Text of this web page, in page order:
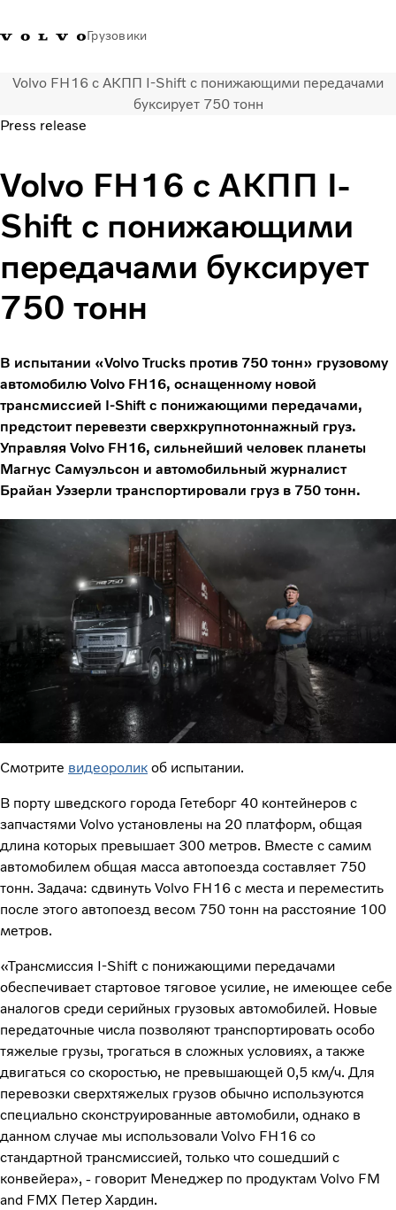
Грузовики
+77273560845Галлерея Volvo Trucks Вход в систему Казахстан
Грузовые автомобили
Услуги
Поиск дилера
Новости
Truck Builder
О нас
Свяжитесь с нами
Volvo FH16 с АКПП I-Shift с понижающими передачами
буксирует 750 тонн
Press release
Volvo FH16 с АКПП I-
Shift с понижающими
передачами буксирует
750 тонн
В испытании «Volvo Trucks против 750 тонн» грузовому
автомобилю Volvo FH16, оснащенному новой
трансмиссией I-Shift с понижающими передачами,
предстоит перевезти сверхкрупнотоннажный груз.
Управляя Volvo FH16, сильнейший человек планеты
Магнус Самуэльсон и автомобильный журналист
Брайан Уэзерли транспортировали груз в 750 тонн.
Смотрите видеоролик об испытании.
В порту шведского города Гетеборг 40 контейнеров с
запчастями Volvo установлены на 20 платформ, общая
длина которых превышает 300 метров. Вместе с самим
автомобилем общая масса автопоезда составляет 750
тонн. Задача: сдвинуть Volvo FH16 с места и переместить
после этого автопоезд весом 750 тонн на расстояние 100
метров.
«Трансмиссия I-Shift с понижающими передачами
обеспечивает стартовое тяговое усилие, не имеющее себе
аналогов среди серийных грузовых автомобилей. Новые
передаточные числа позволяют транспортировать особо
тяжелые грузы, трогаться в сложных условиях, а также
двигаться со скоростью, не превышающей 0,5 км/ч. Для
перевозки сверхтяжелых грузов обычно используются
специально сконструированные автомобили, однако в
данном случае мы использовали Volvo FH16 со
стандартной трансмиссией, только что сошедший с
конвейера», - говорит Менеджер по продуктам Volvo FM
and FMX Петер Хардин.